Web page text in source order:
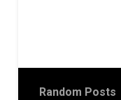
Random Posts